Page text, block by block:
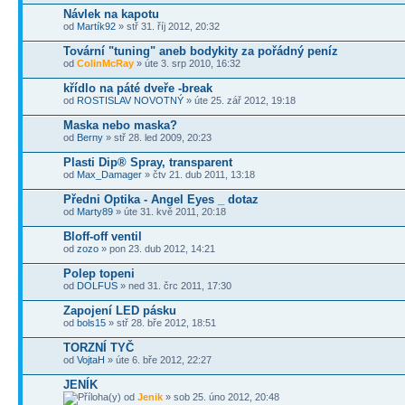
Návlek na kapotu
od Martík92 » stř 31. říj 2012, 20:32
Tovární "tuning" aneb bodykity za pořádný peníz
od ColinMcRay » úte 3. srp 2010, 16:32
křídlo na páté dveře -break
od ROSTISLAV NOVOTNÝ » úte 25. zář 2012, 19:18
Maska nebo maska?
od Berny » stř 28. led 2009, 20:23
Plasti Dip® Spray, transparent
od Max_Damager » čtv 21. dub 2011, 13:18
Předni Optika - Angel Eyes _ dotaz
od Marty89 » úte 31. kvě 2011, 20:18
Bloff-off ventil
od zozo » pon 23. dub 2012, 14:21
Polep topeni
od DOLFUS » ned 31. črc 2011, 17:30
Zapojení LED pásku
od bols15 » stř 28. bře 2012, 18:51
TORZNÍ TYČ
od VojtaH » úte 6. bře 2012, 22:27
JENÍK
od Jenik » sob 25. úno 2012, 20:48